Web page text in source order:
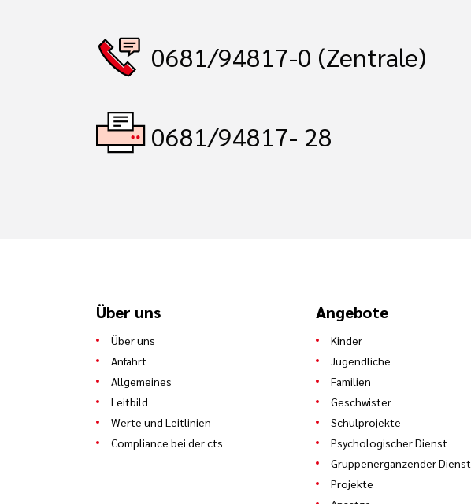
0681/94817-0 (Zentrale)
0681/94817- 28
Über uns
Über uns
Anfahrt
Allgemeines
Leitbild
Werte und Leitlinien
Compliance bei der cts
Angebote
Kinder
Jugendliche
Familien
Geschwister
Schulprojekte
Psychologischer Dienst
Gruppenergänzender Dienst
Projekte